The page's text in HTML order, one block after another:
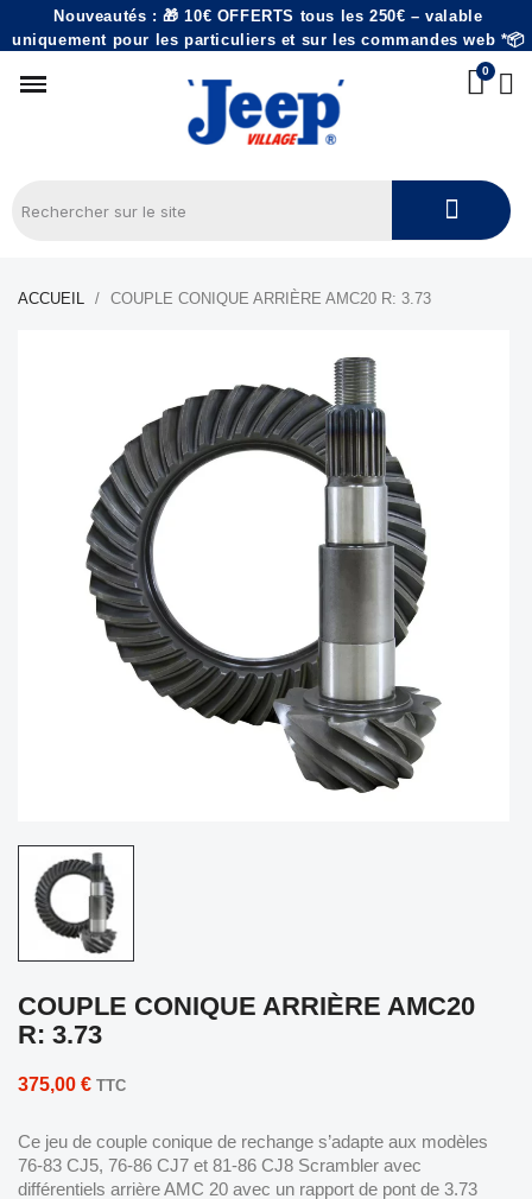
Nouveautés : 🎁 10€ OFFERTS tous les 250€ – valable
uniquement pour les particuliers et sur les commandes web *📦
ACCUEIL COUPLE CONIQUE ARRIÈRE AMC20 R: 3.73
COUPLE CONIQUE ARRIÈRE AMC20
R: 3.73
375,00 € TTC
Ce jeu de couple conique de rechange s’adapte aux modèles
76-83 CJ5, 76-86 CJ7 et 81-86 CJ8 Scrambler avec
différentiels arrière AMC 20 avec un rapport de pont de 3.73